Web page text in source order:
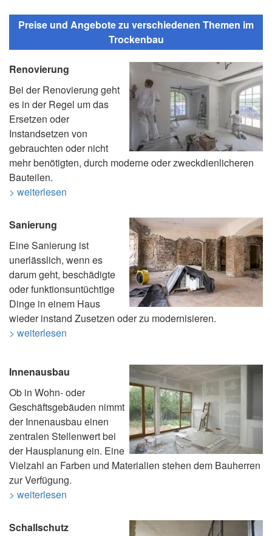
Preise und Angebote zu verschiedenen Themen im
Trockenbau
Renovierung
Bei der Renovierung geht
es in der Regel um das
Ersetzen oder
Instandsetzen von
gebrauchten oder nicht
mehr benötigten, durch moderne oder zweckdienlicheren
Bauteilen.
> weiterlesen
Sanierung
Eine Sanierung ist
unerlässlich, wenn es
darum geht, beschädigte
oder funktionsuntüchtige
Dinge in einem Haus
wieder instand Zusetzen oder zu modernisieren.
> weiterlesen
Innenausbau
Ob in Wohn- oder
Geschäftsgebäuden nimmt
der Innenausbau einen
zentralen Stellenwert bei
der Hausplanung ein. Eine
Vielzahl an Farben und Materialien stehen dem Bauherren
zur Verfügung.
> weiterlesen
Schallschutz